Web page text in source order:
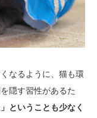
なるように、猫も環
隠す習性があるた
ということも少なく